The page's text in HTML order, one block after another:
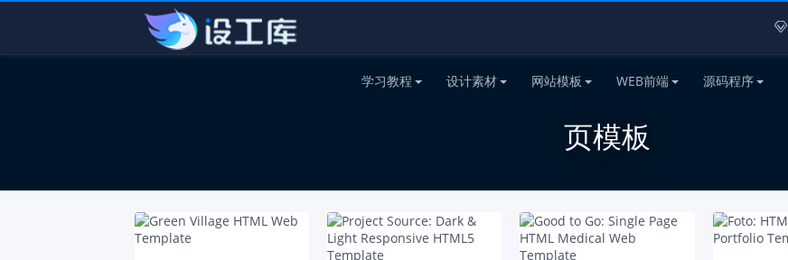

学习教程 设计素材 网站模板 WEB前端 源码程序
页模板